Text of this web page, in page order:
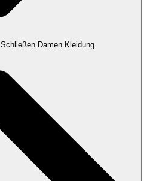
Schließen Damen Kleidung